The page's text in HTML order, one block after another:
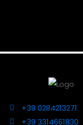
+39 0284213271
+39 3314661830